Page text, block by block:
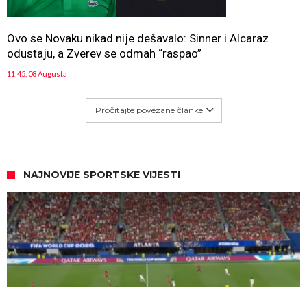
Ovo se Novaku nikad nije dešavalo: Sinner i Alcaraz
odustaju, a Zverev se odmah “raspao”
11:45, 08 Augusta
Pročitajte povezane članke
NAJNOVIJE SPORTSKE VIJESTI